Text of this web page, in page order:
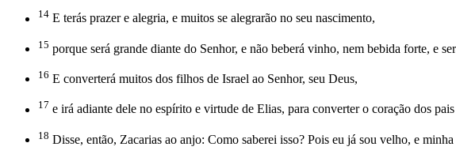
14 E terás prazer e alegria, e muitos se alegrarão no seu nascimento,
15 porque será grande diante do Senhor, e não beberá vinho, nem bebida forte, e
16 E converterá muitos dos filhos de Israel ao Senhor, seu Deus,
17 e irá adiante dele no espírito e virtude de Elias, para converter o coração dos
18 Disse, então, Zacarias ao anjo: Como saberei isso? Pois eu já sou velho, e